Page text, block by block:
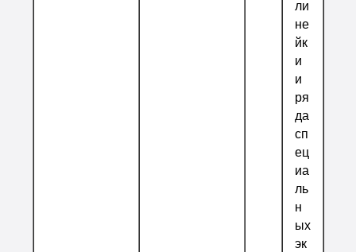
ли
не
йк
и
и
ря
да
сп
ец
иа
ль
н
ых
эк